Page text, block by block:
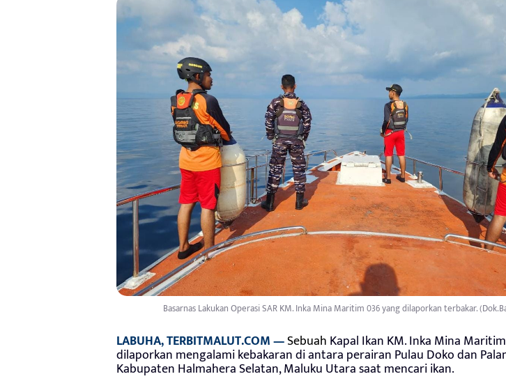
Basarnas Lakukan Operasi SAR KM. Inka Mina Maritim 036 yang dilaporkan terbakar.
LABUHA, TERBITMALUT.COM —Sebuah Kapal Ikan KM. Inka Mina
dilaporkan mengalami kebakaran di antara perairan Pulau Doko dan
Kabupaten Halmahera Selatan, Maluku Utara saat mencari ikan.